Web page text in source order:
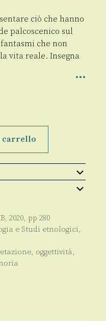
ciò che hanno
palcoscenico sul
che non
vita reale. Insegna
carrello
, 2020, pp 280
e Studi etnologici,
oggettività,